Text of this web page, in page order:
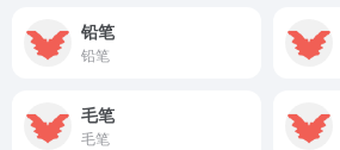
铅笔
铅笔
毛笔
毛笔